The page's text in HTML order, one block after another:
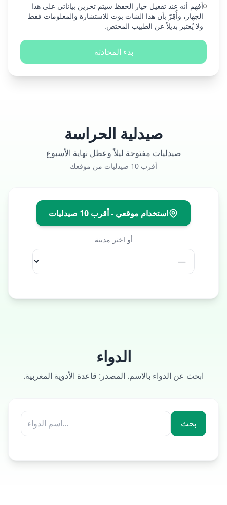
أفهم أنه عند تفعيل خيار الحفظ سيتم تخزين بياناتي على هذا
الجهاز، وأُقِرّ بأن هذا الشات بوت للاستشارة والمعلومات فقط
ولا يُعتبر بديلاً عن الطبيب المختص.
بدء المحادثة
صيدلية الحراسة
صيدليات مفتوحة ليلاً وعطل نهاية الأسبوع
أقرب 10 صيدليات من موقعك
استخدام موقعي - أقرب 10 صيدليات
أو اختر مدينة
الدواء
ابحث عن الدواء بالاسم. المصدر: قاعدة الأدوية المغربية.
بحث